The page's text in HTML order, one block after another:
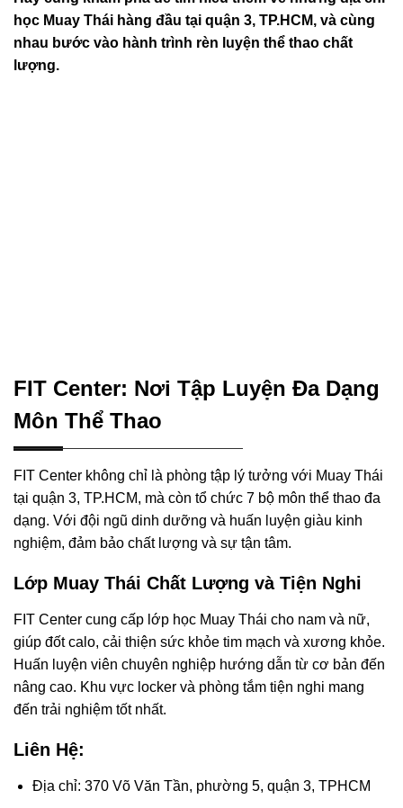
học Muay Thái hàng đầu tại quận 3, TP.HCM, và cùng
nhau bước vào hành trình rèn luyện thể thao chất
lượng.
FIT Center: Nơi Tập Luyện Đa Dạng
Môn Thể Thao
FIT Center không chỉ là phòng tập lý tưởng với Muay Thái
tại quận 3, TP.HCM, mà còn tổ chức 7 bộ môn thể thao đa
dạng. Với đội ngũ dinh dưỡng và huấn luyện giàu kinh
nghiệm, đảm bảo chất lượng và sự tận tâm.
Lớp Muay Thái Chất Lượng và Tiện Nghi
FIT Center cung cấp lớp học Muay Thái cho nam và nữ,
giúp đốt calo, cải thiện sức khỏe tim mạch và xương khỏe.
Huấn luyện viên chuyên nghiệp hướng dẫn từ cơ bản đến
nâng cao. Khu vực locker và phòng tắm tiện nghi mang
đến trải nghiệm tốt nhất.
Liên Hệ:
Địa chỉ: 370 Võ Văn Tần, phường 5, quận 3, TPHCM